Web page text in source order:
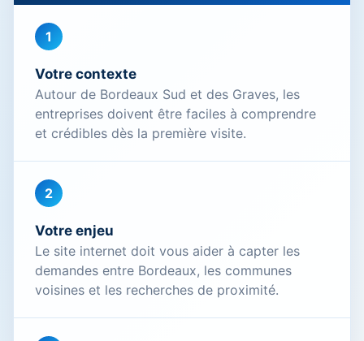
1
Votre contexte
Autour de Bordeaux Sud et des Graves, les
entreprises doivent être faciles à comprendre
et crédibles dès la première visite.
2
Votre enjeu
Le site internet doit vous aider à capter les
demandes entre Bordeaux, les communes
voisines et les recherches de proximité.